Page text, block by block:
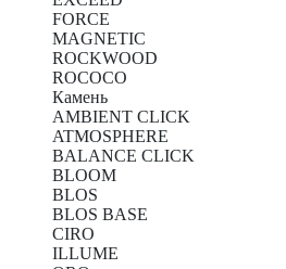
FORCE
MAGNETIC
ROCKWOOD
ROCOCO
Камень
AMBIENT CLICK
ATMOSPHERE
BALANCE CLICK
BLOOM
BLOS
BLOS BASE
CIRO
ILLUME